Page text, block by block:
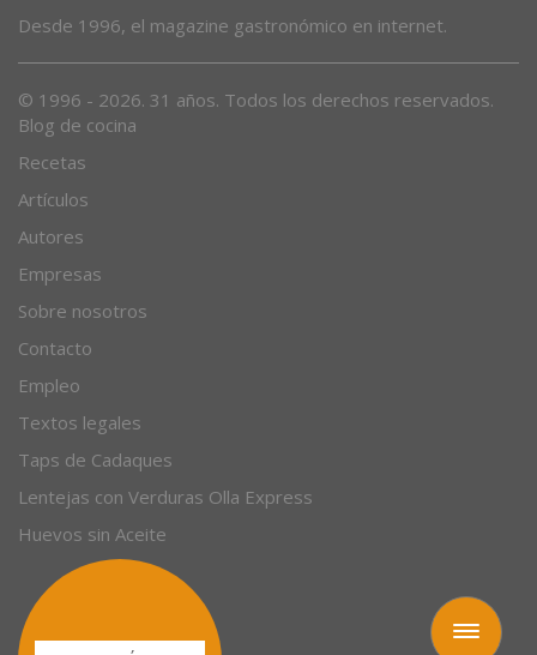
Toggle
Desde 1996, el magazine gastronómico en internet.
© 1996 - 2026. 31 años. Todos los derechos reservados.
Blog de cocina
Recetas
Artículos
Autores
Empresas
Sobre nosotros
Contacto
Empleo
Textos legales
Taps de Cadaques
Lentejas con Verduras Olla Express
Huevos sin Aceite